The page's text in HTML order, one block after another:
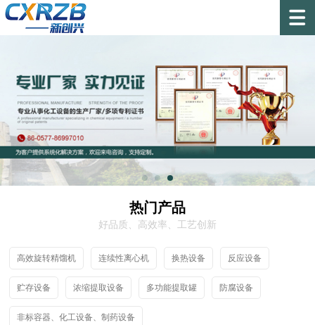
热门产品
好品质、高效率、工艺创新
高效旋转精馏机 连续性离心机 换热设备 反应设备
贮存设备 浓缩提取设备 多功能提取罐 防腐设备
非标容器、化工设备、制药设备